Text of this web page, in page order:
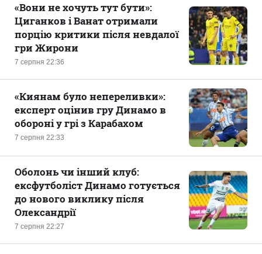
7 серпня 22:36
«Вони не хочуть тут бути»:
Циганков і Ванат отримали
порцію критики після невдалої
гри Жирони
7 серпня 22:33
«Киянам було непереливки»:
експерт оцінив гру Динамо в
обороні у грі з Карабахом
7 серпня 22:27
Оболонь чи інший клуб:
ексфутболіст Динамо готується
до нового виклику після
Олександрії